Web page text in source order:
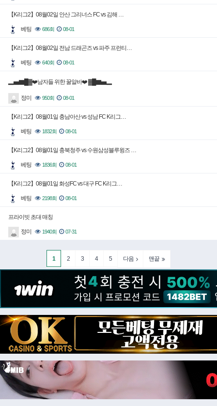
【K리그2】08월02일 안산 그리너스 FC vs 김해 …
베팅 686회 08-01
【K리그2】08월02일 전남 드래곤즈 vs 파주 프런티…
베팅 640회 08-01
▂▅▇█▓❤️남자들 위한 꿀알바❤️ ▓█▇▅▂
정미 950회 08-01
【K리그2】08월01일 충남아산 vs 성남 FC K리그…
베팅 1832회 08-01
【K리그2】08월01일 충북청주 vs 수원삼성블루윙즈 …
베팅 1836회 08-01
【K리그2】08월01일 화성FC vs 대구 FC K리그…
베팅 2198회 08-01
프라이빗 초대 매칭
정미 1940회 07-31
1 2 3 4 5 다음 맨끝